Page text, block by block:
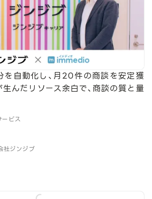
自動化し、月20件の商談を安定獲
んだリソース余白で、商談の質と量
ビス
社ジンジブ